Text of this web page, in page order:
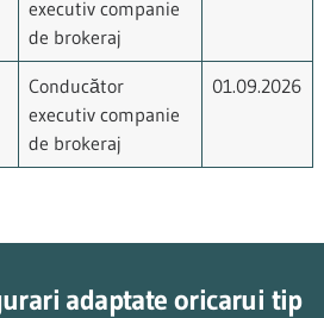
executiv companie
de brokeraj
Conducător
executiv companie
de brokeraj
01.09.2026
adaptate oricarui tip